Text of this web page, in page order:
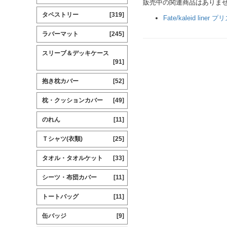
販売中の関連商品はありませ
Fate/kaleid liner プ
タペストリー [319]
ラバーマット [245]
スリーブ＆デッキケース
[91]
抱き枕カバー [52]
枕・クッションカバー [49]
のれん [11]
Ｔシャツ(衣類) [25]
タオル・タオルケット [33]
シーツ・布団カバー [11]
トートバッグ [11]
缶バッジ [9]